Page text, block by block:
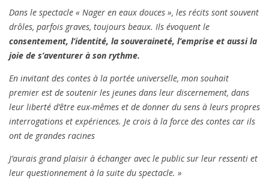
Dans le spectacle « Nager en eaux douces », les récits sont souvent
drôles, parfois graves, toujours beaux. Ils évoquent le
consentement, l’identité, la souveraineté, l’emprise et aussi la
joie de s’aventurer à son rythme.
En invitant des contes à la portée universelle, mon souhait
premier est de soutenir les jeunes dans leur discernement, dans
leur liberté d’être eux-mêmes et de donner du sens à leurs propres
interrogations et expériences. Je crois à la force des contes car ils
ont de grandes racines
J’aurais grand plaisir à échanger avec le public sur leur ressenti et
leur questionnement à la suite du spectacle. »